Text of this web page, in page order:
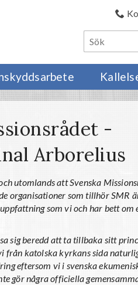
-
Arborelius
utomlands att Svenska
organisationer som tillhör SMR
som vi och har bett om
sig beredd att ta tillbaka sitt
från katolska kyrkans sida
eftersom vi i svenska
gör några officiella